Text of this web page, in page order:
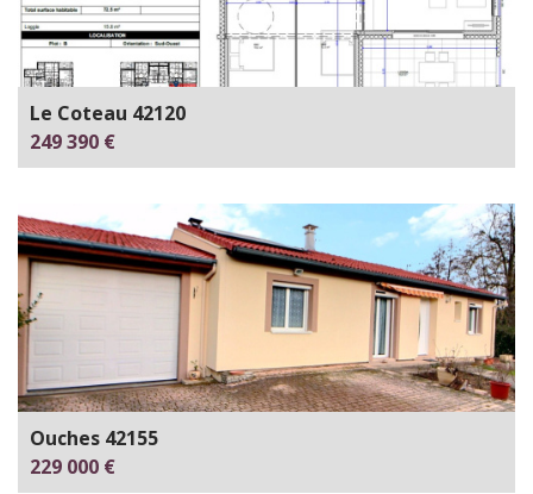
Le Coteau 42120
249 390 €
Ouches 42155
229 000 €